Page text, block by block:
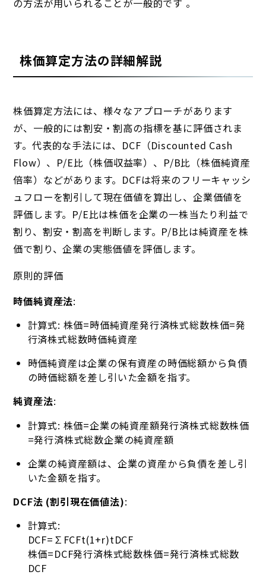
の方法が用いられることが一般的です 。
株価算定方法の詳細解説
株価算定方法には、様々なアプローチがあります
が、一般的には割安・割高の指標を基に評価されま
す。代表的な手法には、DCF（Discounted Cash
Flow）、P/E比（株価収益率）、P/B比（株価純資産
倍率）などがあります。DCFは将来のフリーキャッシ
ュフローを割引して現在価値を算出し、企業価値を
評価します。P/E比は株価を企業の一株当たり利益で
割り、割安・割高を判断します。P/B比は純資産を株
価で割り、企業の実態価値を評価します。
原則的評価
時価純資産法:
計算式: 株価=時価純資産発行済株式総数株価=発
行済株式総数時価純資産
時価純資産は企業の保有資産の時価総額から負債
の時価総額を差し引いた金額を指す。
純資産法:
計算式: 株価=企業の純資産額発行済株式総数株価
=発行済株式総数企業の純資産額
企業の純資産額は、企業の資産から負債を差し引
いた金額を指す。
DCF法 (割引現在価値法):
計算式:
DCF=∑FCFt(1+r)tDCF
株価=DCF発行済株式総数株価=発行済株式総数
DCF